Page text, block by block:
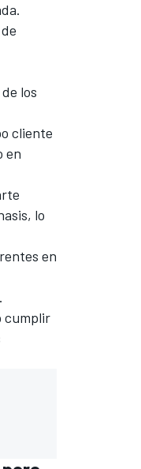
los
cliente
en
lo
en
cumplir